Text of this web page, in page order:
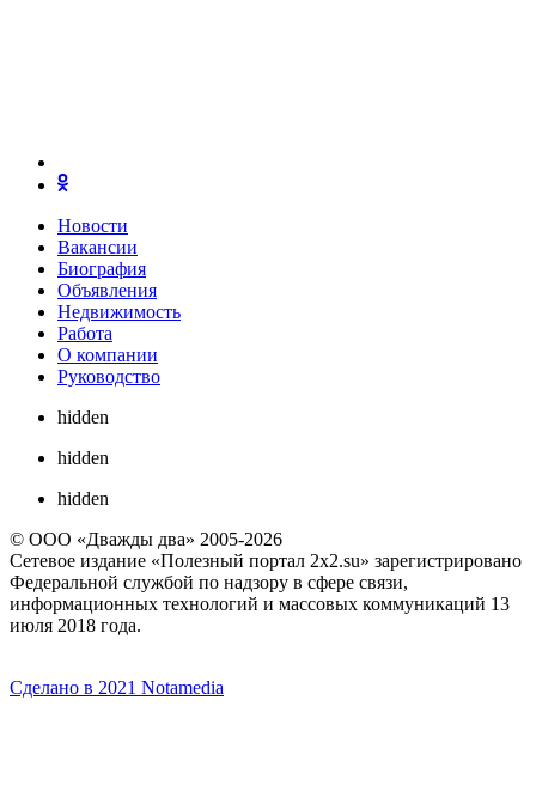
Новости
Вакансии
Биография
Объявления
Недвижимость
Работа
О компании
Руководство
hidden
hidden
hidden
© ООО «Дважды два» 2005-2026
Сетевое издание «Полезный портал 2x2.su» зарегистрировано
Федеральной службой по надзору в сфере связи,
информационных технологий и массовых коммуникаций 13
июля 2018 года.
Сделано в 2021 Notamedia